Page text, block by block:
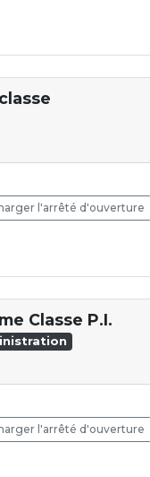
l'arrêté d'ouverture
Classe P.I.
l'arrêté d'ouverture